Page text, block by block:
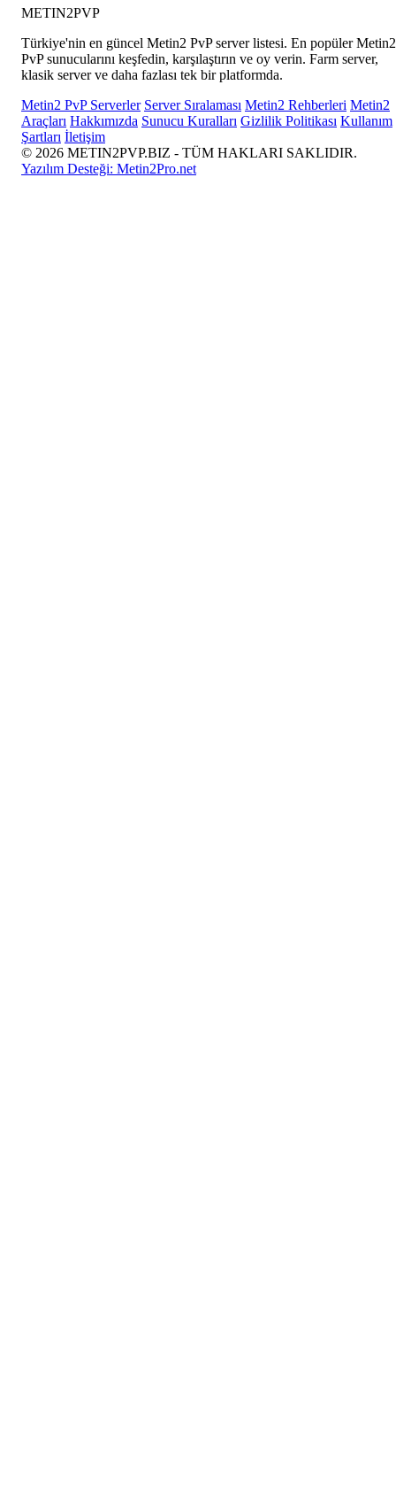
METIN2PVP
Türkiye'nin en güncel Metin2 PvP server listesi. En popüler Metin2
PvP sunucularını keşfedin, karşılaştırın ve oy verin. Farm server,
klasik server ve daha fazlası tek bir platformda.
Metin2 PvP Serverler Server Sıralaması Metin2 Rehberleri Metin2
Araçları Hakkımızda Sunucu Kuralları Gizlilik Politikası Kullanım
Şartları İletişim
© 2026 METIN2PVP.BIZ - TÜM HAKLARI SAKLIDIR.
Yazılım Desteği: Metin2Pro.net